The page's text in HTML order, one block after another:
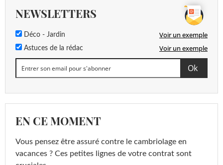
NEWSLETTERS
Déco - Jardin Voir un exemple
Astuces de la rédac Voir un exemple
EN CE MOMENT
Vous pensez être assuré contre le cambriolage en
vacances ? Ces petites lignes de votre contrat sont